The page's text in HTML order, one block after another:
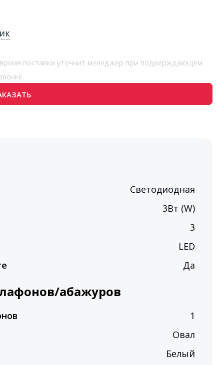
поставки уточнит менеджер при подверждающем
звонке.
Светодиодная
3Вт (W)
3
LED
Да
абажуров
1
Овал
Белый